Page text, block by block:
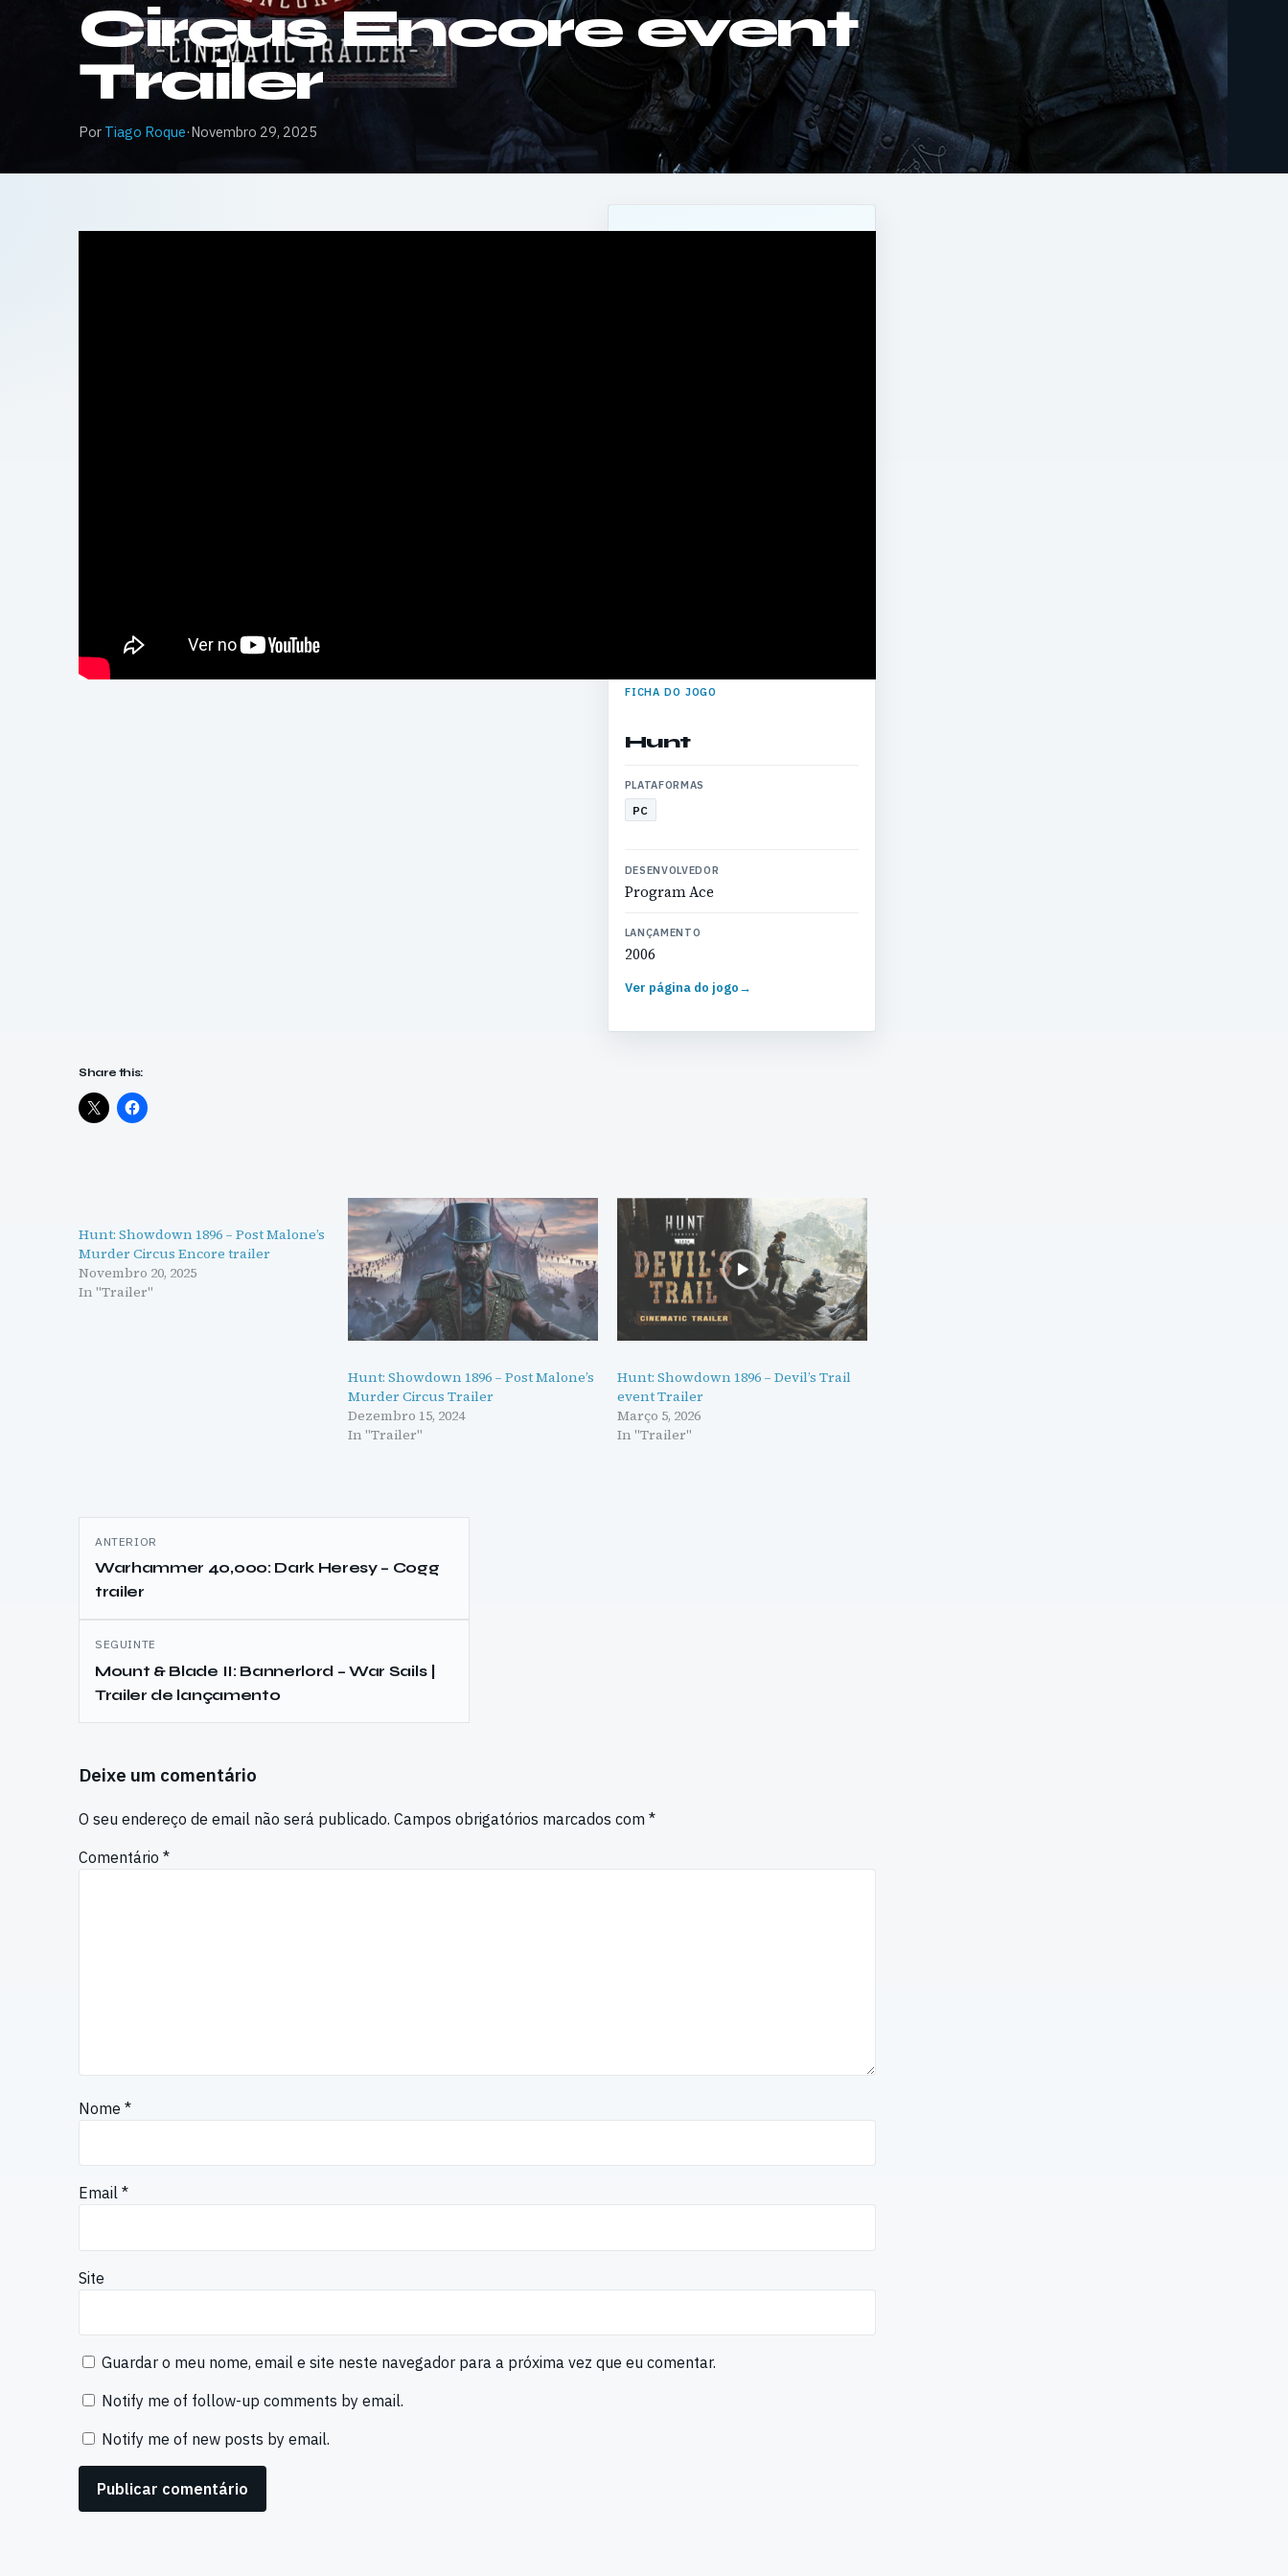
Circus Encore event
Trailer
Por Tiago Roque·Novembro 29, 2025
FICHA DO JOGO
Hunt
PLATAFORMAS
PC
DESENVOLVEDOR
Program Ace
LANÇAMENTO
2006
Ver página do jogo→
Share this:
Hunt: Showdown 1896 – Post Malone’s
Murder Circus Encore trailer
Novembro 20, 2025
In "Trailer"
Hunt: Showdown 1896 – Post Malone’s
Murder Circus Trailer
Dezembro 15, 2024
In "Trailer"
Hunt: Showdown 1896 – Devil’s Trail
event Trailer
Março 5, 2026
In "Trailer"
Navegação
de
artigos
ANTERIOR
Warhammer 40,000: Dark Heresy – Cogg
trailer
SEGUINTE
Mount & Blade II: Bannerlord – War Sails |
Trailer de lançamento
Deixe um comentário
O seu endereço de email não será publicado. Campos obrigatórios marcados com *
Comentário *
Nome *
Email *
Site
Guardar o meu nome, email e site neste navegador para a próxima vez que eu comentar.
Notify me of follow-up comments by email.
Notify me of new posts by email.